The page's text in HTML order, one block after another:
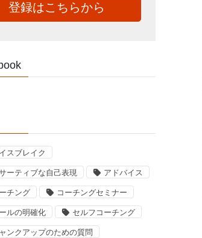
登録はこちらから
スブレイク
ーティブな自己表現 アドバイス
チング コーチングセミナー
ルの明確化 セルフコーチング
ンクアップのための質問